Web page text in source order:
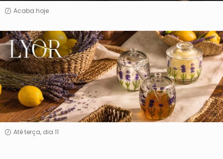
Acaba hoje
Lyor
Até terça, dia 11